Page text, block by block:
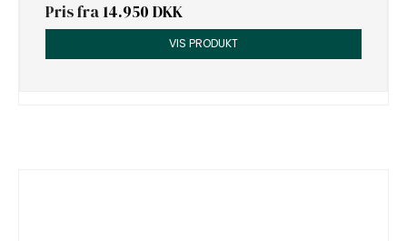
Pris fra 14.950 DKK
VIS PRODUKT